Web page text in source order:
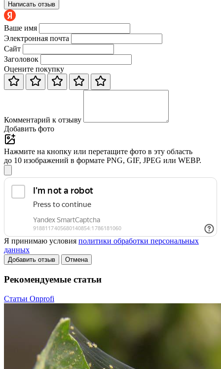
Написать отзыв
Ваше имя
Электронная почта
Сайт
Заголовок
Оцените покупку
Комментарий к отзыву
Добавить фото
Нажмите на кнопку или перетащите фото в эту область
до 10 изображений в формате PNG, GIF, JPEG или WEBP.
Я принимаю условия политики обработки персональных
данных
Добавить отзыв Отмена
Рекомендуемые статьи
Статьи Onprofi